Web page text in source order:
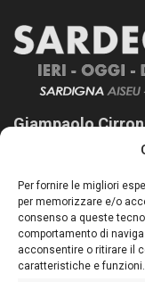
Per fornire le migliori
per memorizzare e/o
consenso a queste
comportamento di
acconsentire o ritirare il
caratteristiche e funzioni.
Giampaolo
Sardegna Ieri-Oggi-
lettori su quanto
nostro passato e,
Follow Us